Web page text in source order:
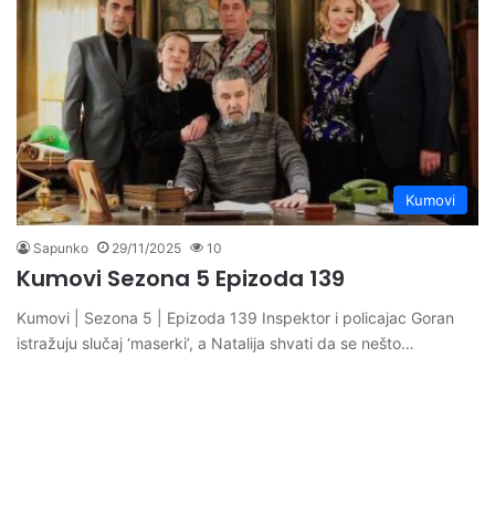
Kumovi
Sapunko 29/11/2025 10
Kumovi Sezona 5 Epizoda 139
Kumovi | Sezona 5 | Epizoda 139 Inspektor i policajac Goran
istražuju slučaj ‘maserki’, a Natalija shvati da se nešto…